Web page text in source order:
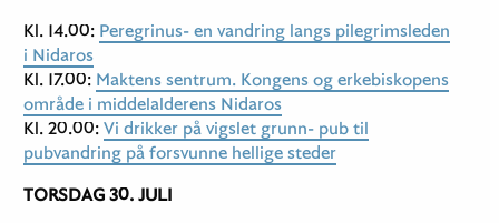
Kl. 14.00: Peregrinus- en vandring langs pilegrimsleden
i Nidaros
Kl. 17.00: Maktens sentrum. Kongens og erkebiskopens
område i middelalderens Nidaros
Kl. 20.00:Vi drikker på vigslet grunn- pub til
pubvandring på forsvunne hellige steder
TORSDAG 30. JULI